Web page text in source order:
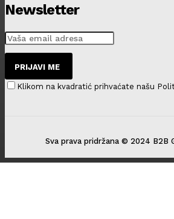
Newsletter
PRIJAVI ME
Klikom na kvadratić prihvaćate našu
Sva prava pridržana © 2024 B2B